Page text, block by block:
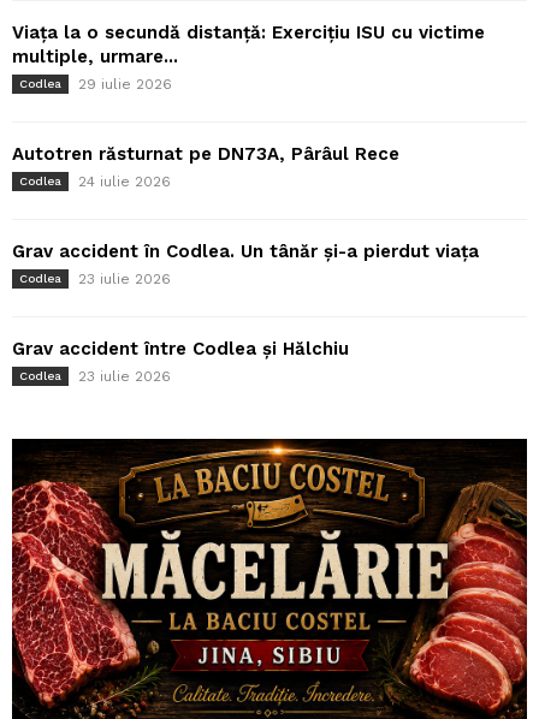
Viața la o secundă distanță: Exercițiu ISU cu victime
multiple, urmare...
Codlea 29 iulie 2026
Autotren răsturnat pe DN73A, Pârâul Rece
Codlea 24 iulie 2026
Grav accident în Codlea. Un tânăr și-a pierdut viața
Codlea 23 iulie 2026
Grav accident între Codlea și Hălchiu
Codlea 23 iulie 2026